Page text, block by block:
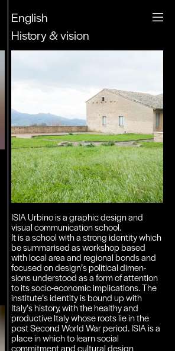
English
History & vision
ISIA Urbino is a graphic design and
visual communication school.
It is a school with a strong identity which
be summarised as workshop based
with local area and regional bonds and
focused on design’s political dimen-
sions understood as a form of attention
to its socio-economic implications. The
institute’s identity is bound up with
Italy’s history, with the healthy and
productive Italy whose roots lie in the
post Second World War period. ISIA is a
place in which to learn social
commitment and cultural design